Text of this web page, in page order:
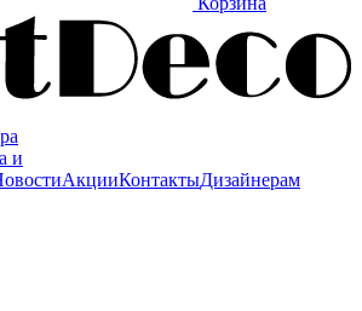
и
АкцииКонтактыДизайнерам